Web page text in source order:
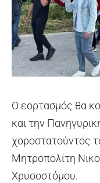
Ο εορτασμός θα
και την
χοροστατούντος
Μητροπολίτη
Χρυσοστόμου.